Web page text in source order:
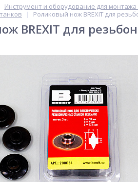
Инструмент и оборудование для монтажа
Роликовый нож BREXIT для
BREXIT для